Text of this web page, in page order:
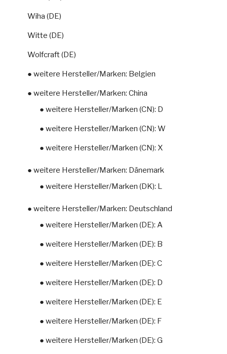
Wiha (DE)
Witte (DE)
Wolfcraft (DE)
● weitere Hersteller/Marken: Belgien
● weitere Hersteller/Marken: China
● weitere Hersteller/Marken (CN): D
● weitere Hersteller/Marken (CN): W
● weitere Hersteller/Marken (CN): X
● weitere Hersteller/Marken: Dänemark
● weitere Hersteller/Marken (DK): L
● weitere Hersteller/Marken: Deutschland
● weitere Hersteller/Marken (DE): A
● weitere Hersteller/Marken (DE): B
● weitere Hersteller/Marken (DE): C
● weitere Hersteller/Marken (DE): D
● weitere Hersteller/Marken (DE): E
● weitere Hersteller/Marken (DE): F
● weitere Hersteller/Marken (DE): G